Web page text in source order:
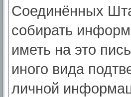
Соединённых
собирать
иметь на это
иного вида
личной